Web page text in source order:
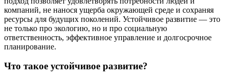
компаний, не нанося ущерба окружающей среде и сохраняя
ресурсы для будущих поколений. Устойчивое развитие — это
не только про экологию, но и про социальную
ответственность, эффективное управление и долгосрочное
планирование.
Что такое устойчивое развитие?